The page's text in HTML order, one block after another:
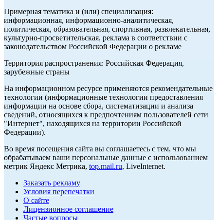
Примерная тематика и (или) специализация:
информационная, информационно-аналитическая,
политическая, образовательная, спортивная, развлекательная,
культурно-просветительская, реклама в соответствии с
законодательством Российской Федерации о рекламе
Территория распространения: Российская Федерация,
зарубежные страны
На информационном ресурсе применяются рекомендательные
технологии (информационные технологии предоставления
информации на основе сбора, систематизации и анализа
сведений, относящихся к предпочтениям пользователей сети
"Интернет", находящихся на территории Российской
Федерации).
Во время посещения сайта вы соглашаетесь с тем, что мы
обрабатываем ваши персональные данные с использованием
метрик Яндекс Метрика, top.mail.ru, LiveInternet.
Заказать рекламу
Условия перепечатки
О сайте
Лицензионное соглашение
Частые вопросы